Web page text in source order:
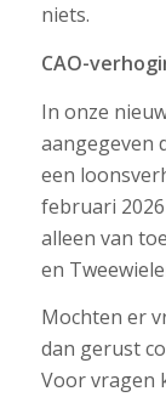
niets.
CAO-
In onze
aangegeven
een
februari
alleen van
en
Mochten er
dan gerust
Voor vragen